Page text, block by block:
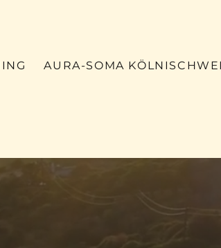
AURA-SOMA